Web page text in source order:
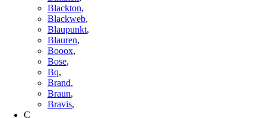
Blackton,
Blackweb,
Blaupunkt,
Blauren,
Booox,
Bose,
Bq,
Brand,
Braun,
Bravis,
C